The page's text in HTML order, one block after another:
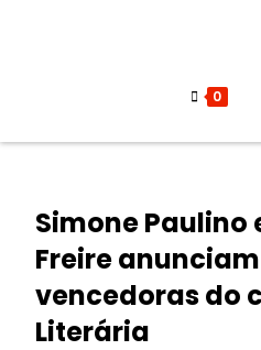
0
Simone Paulino
Freire
vencedoras do
Literária